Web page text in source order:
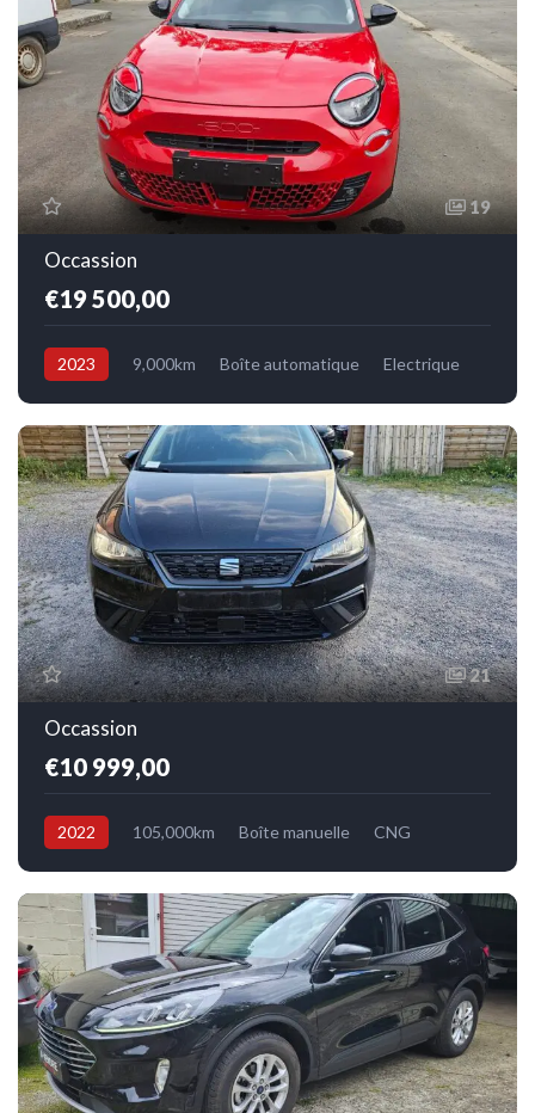
19
Occassion
€19 500,00
2023 9,000km Boîte automatique
Electrique
21
Occassion
€10 999,00
2022 105,000km Boîte manuelle
CNG